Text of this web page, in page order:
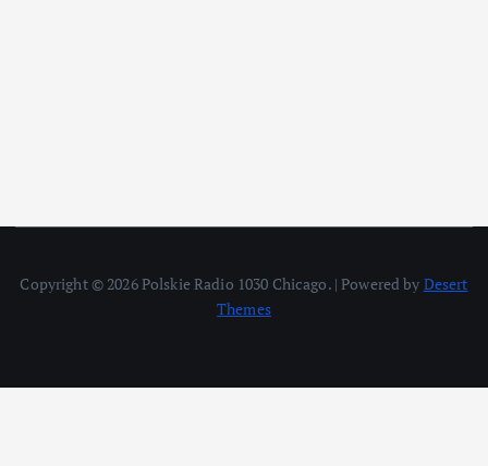
Copyright © 2026 Polskie Radio 1030 Chicago. | Powered by Desert
Themes